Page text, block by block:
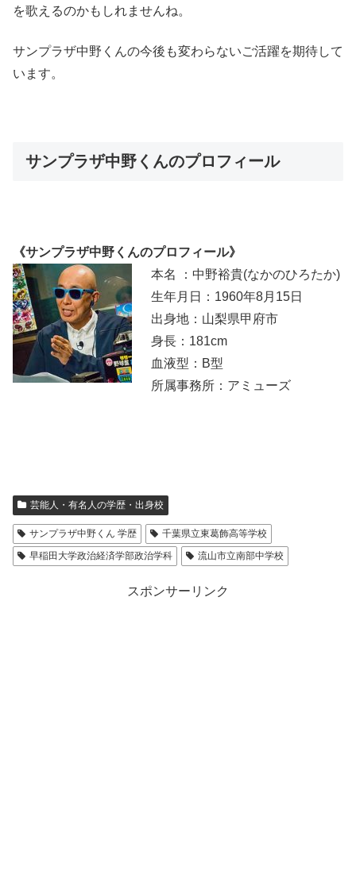
を歌えるのかもしれませんね。
サンプラザ中野くんの今後も変わらないご活躍を期待して
います。
サンプラザ中野くんのプロフィール
《サンプラザ中野くんのプロフィール》
本名 ：中野裕貴(なかのひろたか)
生年月日：1960年8月15日
出身地：山梨県甲府市
身長：181cm
血液型：B型
所属事務所：アミューズ
芸能人・有名人の学歴・出身校
サンプラザ中野くん 学歴
千葉県立東葛飾高等学校
早稲田大学政治経済学部政治学科
流山市立南部中学校
スポンサーリンク